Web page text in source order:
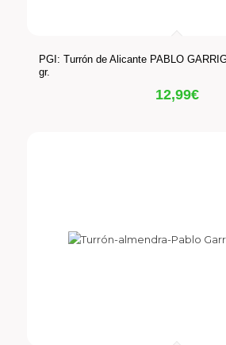
PGI: Turrón de Alicante PABLO
gr.
12,99€